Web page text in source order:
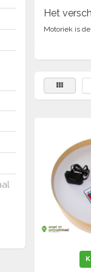
Het
Motoriek is
Dit zijn alle
Fijne
Dit zijn het